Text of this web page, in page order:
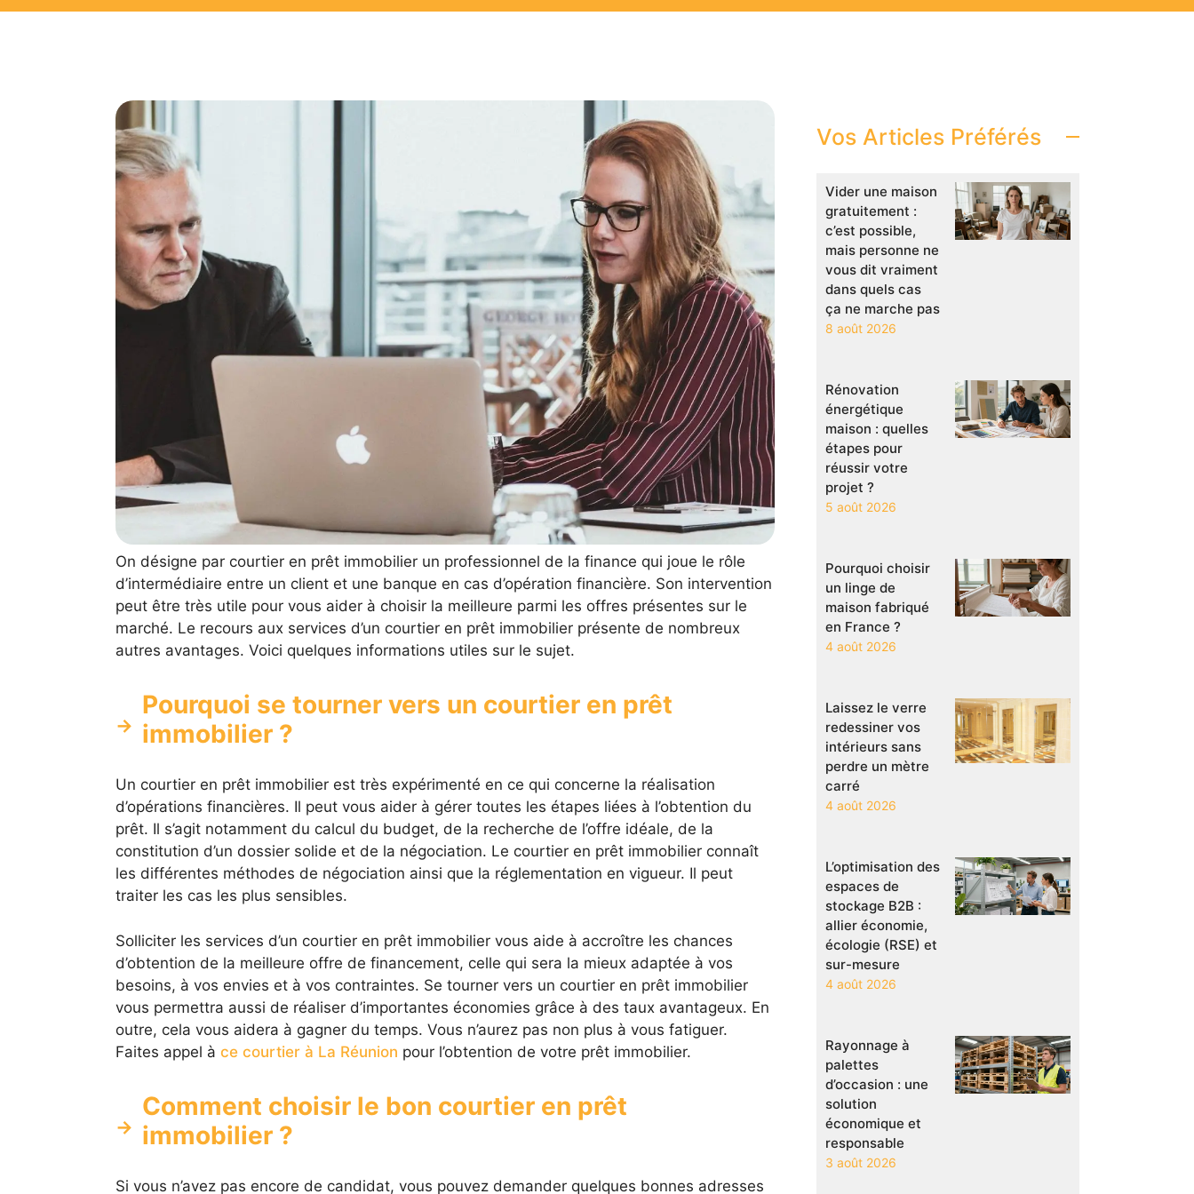
On désigne par courtier en prêt immobilier un professionnel de la finance qui joue le rôle
d’intermédiaire entre un client et une banque en cas d’opération financière. Son intervention
peut être très utile pour vous aider à choisir la meilleure parmi les offres présentes sur le
marché. Le recours aux services d’un courtier en prêt immobilier présente de nombreux
autres avantages. Voici quelques informations utiles sur le sujet.
Pourquoi se tourner vers un courtier en prêt
immobilier ?
Un courtier en prêt immobilier est très expérimenté en ce qui concerne la réalisation
d’opérations financières. Il peut vous aider à gérer toutes les étapes liées à l’obtention du
prêt. Il s’agit notamment du calcul du budget, de la recherche de l’offre idéale, de la
constitution d’un dossier solide et de la négociation. Le courtier en prêt immobilier connaît
les différentes méthodes de négociation ainsi que la réglementation en vigueur. Il peut
traiter les cas les plus sensibles.
Solliciter les services d’un courtier en prêt immobilier vous aide à accroître les chances
d’obtention de la meilleure offre de financement, celle qui sera la mieux adaptée à vos
besoins, à vos envies et à vos contraintes. Se tourner vers un courtier en prêt immobilier
vous permettra aussi de réaliser d’importantes économies grâce à des taux avantageux. En
outre, cela vous aidera à gagner du temps. Vous n’aurez pas non plus à vous fatiguer.
Faites appel à ce courtier à La Réunion pour l’obtention de votre prêt immobilier.
Comment choisir le bon courtier en prêt
immobilier ?
Si vous n’avez pas encore de candidat, vous pouvez demander quelques bonnes adresses
Vos Articles Préférés
Vider une maison
gratuitement :
c’est possible,
mais personne ne
vous dit vraiment
dans quels cas
ça ne marche pas
8 août 2026
Rénovation
énergétique
maison : quelles
étapes pour
réussir votre
projet ?
5 août 2026
Pourquoi choisir
un linge de
maison fabriqué
en France ?
4 août 2026
Laissez le verre
redessiner vos
intérieurs sans
perdre un mètre
carré
4 août 2026
L’optimisation des
espaces de
stockage B2B :
allier économie,
écologie (RSE) et
sur-mesure
4 août 2026
Rayonnage à
palettes
d’occasion : une
solution
économique et
responsable
3 août 2026